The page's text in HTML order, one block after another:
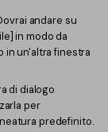
andare su
in modo da
in un'altra finestra
di dialogo
per
predefinito.